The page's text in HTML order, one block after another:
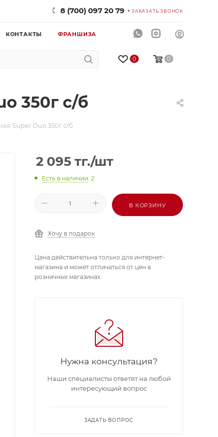
8 (700) 097 20 79 ЗАКАЗАТЬ ЗВОНОК
КОНТАКТЫ ФРАНШИЗА
0 0
350г с/б
Super Duo 350г с/б
2 095 тг./шт
Есть в наличии: 2
В КОРЗИНУ
Хочу в подарок
Цена действительна только для интернет-
магазина и может отличаться от цен в
розничных магазинах
Нужна консультация?
Наши специалисты ответят на любой
интересующий вопрос
ЗАДАТЬ ВОПРОС